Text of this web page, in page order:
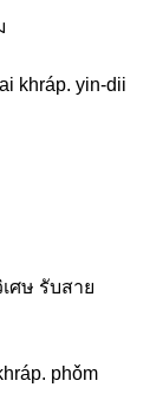
khráp. yin-dii
ศษ รับสาย
phǒm